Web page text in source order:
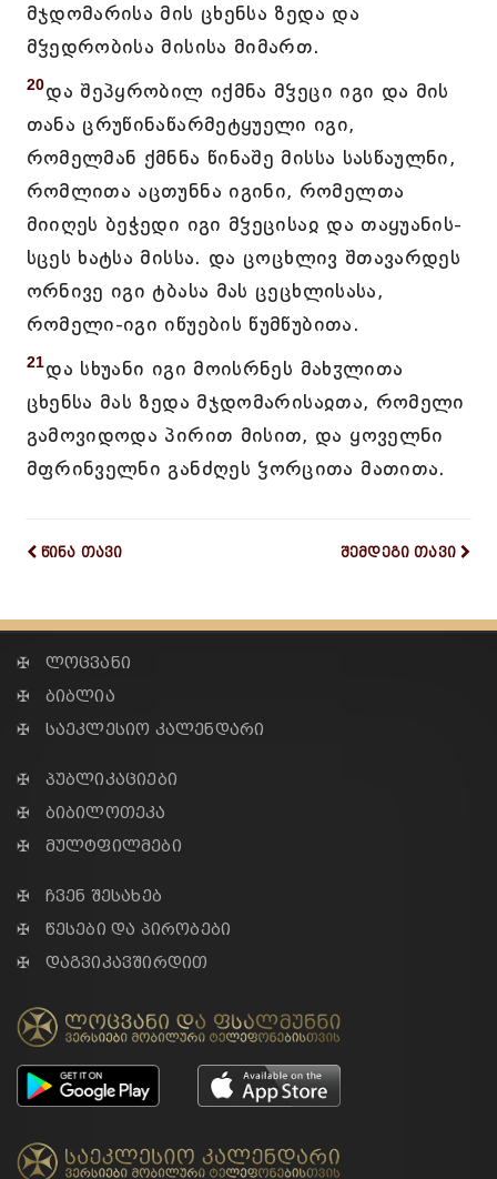
მჯდომარისა მის ცხენსა ზედა და
მჴედრობისა მისისა მიმართ.
20და შეპყრობილ იქმნა მჴეცი იგი და მის
თანა ცრუწინაწარმეტყუელი იგი,
რომელმან ქმნნა წინაშე მისსა სასწაულნი,
რომლითა აცთუნნა იგინი, რომელთა
მიიღეს ბეჭედი იგი მჴეცისაჲ და თაყუანის-
სცეს ხატსა მისსა. და ცოცხლივ შთავარდეს
ორნივე იგი ტბასა მას ცეცხლისასა,
რომელი-იგი იწუების წუმწუბითა.
21და სხუანი იგი მოისრნეს მახჳლითა
ცხენსა მას ზედა მჯდომარისაჲთა, რომელი
გამოვიდოდა პირით მისით, და ყოველნი
მფრინველნი განძღეს ჴორცითა მათითა.
წინა თავი შემდეგი თავი
✠ ლოცვანი
✠ ბიბლია
✠ საეკლესიო კალენდარი
✠ პუბლიკაციები
✠ ბიბილოთეკა
✠ მულტფილმები
✠ ჩვენ შესახებ
✠ წესები და პირობები
✠ დაგვიკავშირდით